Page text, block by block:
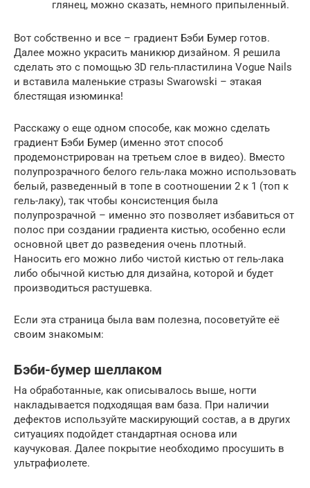
глянец, можно сказать, немного припыленный.
Вот собственно и все – градиент Бэби Бумер готов.
Далее можно украсить маникюр дизайном. Я решила
сделать это с помощью 3D гель-пластилина Vogue Nails
и вставила маленькие стразы Swarowski – этакая
блестящая изюминка!
Расскажу о еще одном способе, как можно сделать
градиент Бэби Бумер (именно этот способ
продемонстрирован на третьем слое в видео). Вместо
полупрозрачного белого гель-лака можно использовать
белый, разведенный в топе в соотношении 2 к 1 (топ к
гель-лаку), так чтобы консистенция была
полупрозрачной – именно это позволяет избавиться от
полос при создании градиента кистью, особенно если
основной цвет до разведения очень плотный.
Наносить его можно либо чистой кистью от гель-лака
либо обычной кистью для дизайна, которой и будет
производиться растушевка.
Если эта страница была вам полезна, посоветуйте её
своим знакомым:
Бэби-бумер шеллаком
На обработанные, как описывалось выше, ногти
накладывается подходящая вам база. При наличии
дефектов используйте маскирующий состав, а в других
ситуациях подойдет стандартная основа или
каучуковая. Далее покрытие необходимо просушить в
ультрафиолете.